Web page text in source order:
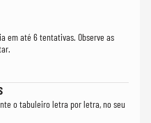
em até 6 tentativas. Observe as
o tabuleiro letra por letra, no seu